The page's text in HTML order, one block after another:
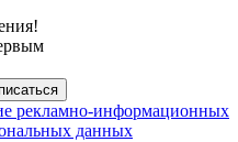
рекламно-информационных
данных